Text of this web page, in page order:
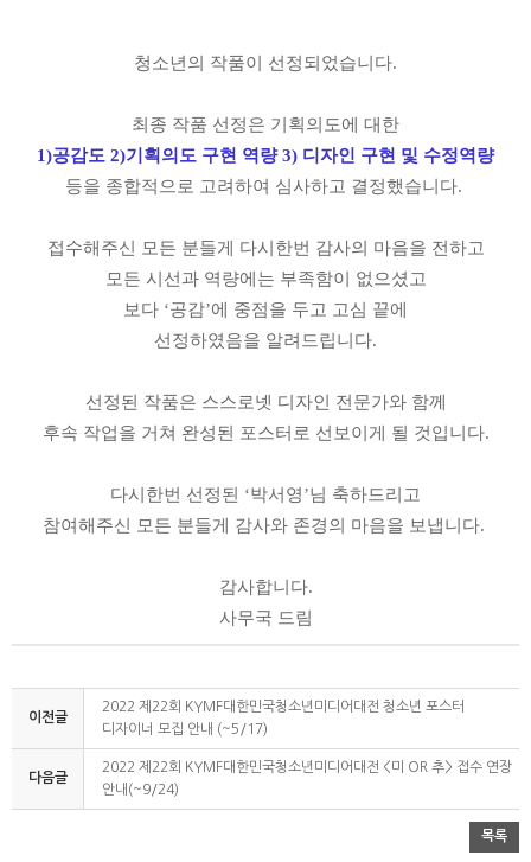
청소년의 작품이 선정되었습니다.
최종 작품 선정은 기획의도에 대한
1)공감도 2)기획의도 구현 역량3) 디자인 구현 및 수정역량
등을 종합적으로 고려하여 심사하고 결정했습니다.
접수해주신 모든 분들게 다시한번 감사의 마음을 전하고
모든 시선과 역량에는 부족함이 없으셨고
보다 ‘공감’에 중점을 두고 고심 끝에
선정하였음을 알려드립니다.
선정된 작품은 스스로넷 디자인 전문가와 함께
후속 작업을 거쳐 완성된 포스터로 선보이게 될 것입니다.
다시한번 선정된 ‘박서영’님 축하드리고
참여해주신 모든 분들게 감사와 존경의 마음을 보냅니다.
감사합니다.
사무국 드림
이전글
2022 제22회 KYMF대한민국청소년미디어대전 청소년 포스터
디자이너 모집 안내 (~5/17)
다음글
2022 제22회 KYMF대한민국청소년미디어대전 <미 OR 추> 접수 연장
안내(~9/24)
목록